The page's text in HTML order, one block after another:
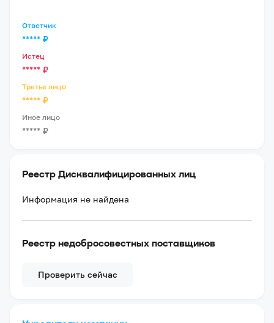
Ответчик
***** ₽
Истец
***** ₽
Третье лицо
***** ₽
Иное лицо
***** ₽
Реестр Дисквалифицированных лиц
Информация не найдена
Реестр недобросовестных поставщиков
Проверить сейчас